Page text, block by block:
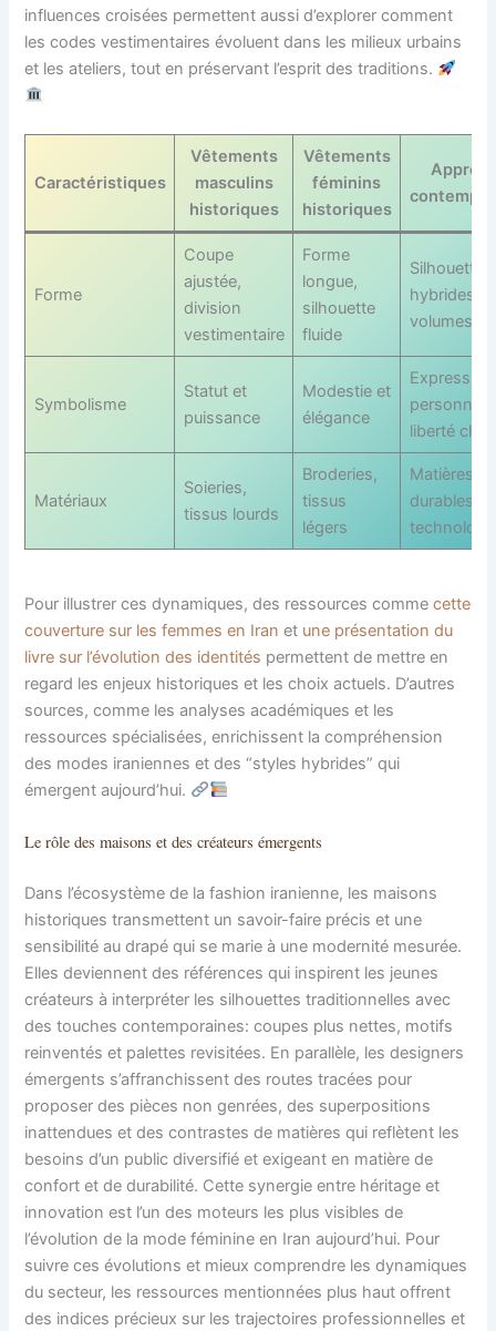
influences croisées permettent aussi d’explorer comment
les codes vestimentaires évoluent dans les milieux urbains
et les ateliers, tout en préservant l’esprit des traditions.
Caractéristiques
Vêtements
masculins
historiques
Vêtements
féminins
historiques
Forme
Coupe
ajustée,
division
vestimentaire
Forme
longue,
silhouette
fluide
Silhouettes
hybrides,
volumes
Symbolisme
Statut et
puissance
Modestie et
élégance
Expression
liberté
Matériaux
Soieries,
tissus lourds
Broderies,
tissus
légers
Matières
durables et
Pour illustrer ces dynamiques, des ressources commecette
couverture sur les femmes en Iran et une présentation du
livre sur l’évolution des identités permettent de mettre en
regard les enjeux historiques et les choix actuels. D’autres
sources, comme les analyses académiques et les
ressources spécialisées, enrichissent la compréhension
des modes iraniennes et des “styles hybrides” qui
émergent aujourd’hui.
Le rôle des maisons et des créateurs émergents
Dans l’écosystème de la fashion iranienne, les maisons
historiques transmettent un savoir-faire précis et une
sensibilité au drapé qui se marie à une modernité mesurée.
Elles deviennent des références qui inspirent les jeunes
créateurs à interpréter les silhouettes traditionnelles avec
des touches contemporaines: coupes plus nettes, motifs
reinventés et palettes revisitées. En parallèle, les designers
émergents s’affranchissent des routes tracées pour
proposer des pièces non genrées, des superpositions
inattendues et des contrastes de matières qui reflètent les
besoins d’un public diversifié et exigeant en matière de
confort et de durabilité. Cette synergie entre héritage et
innovation est l’un des moteurs les plus visibles de
l’évolution de la mode féminine en Iran aujourd’hui. Pour
suivre ces évolutions et mieux comprendre les dynamiques
du secteur, les ressources mentionnées plus haut offrent
des indices précieux sur les trajectoires professionnelles et